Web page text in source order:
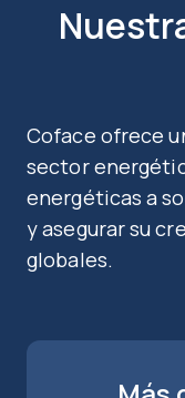
Coface ofrece
sector
energéticas a
y asegurar su
globales.